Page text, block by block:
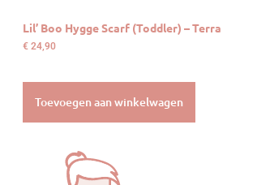
Lil’ Boo Hygge Scarf (Toddler) – Terra
€ 24,90
Toevoegen aan winkelwagen